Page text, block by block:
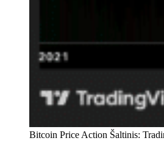
Bitcoin Price Action Šaltinis: